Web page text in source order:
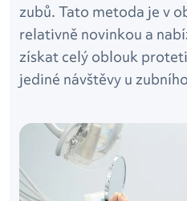
zubů. Tato metoda je v
relativně novinkou a
získat celý oblouk
jediné návštěvy u